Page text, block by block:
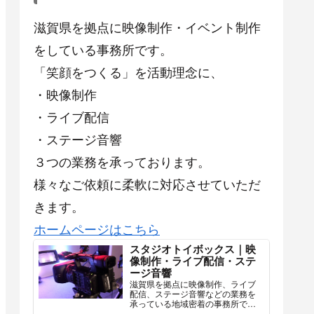
滋賀県を拠点に映像制作・イベント制作
をしている事務所です。
「笑顔をつくる」を活動理念に、
・映像制作
・ライブ配信
・ステージ音響
３つの業務を承っております。
様々なご依頼に柔軟に対応させていただ
きます。
ホームページはこちら
スタジオトイボックス｜映
像制作・ライブ配信・ステ
ージ音響
滋賀県を拠点に映像制作、ライブ
配信、ステージ音響などの業務を
承っている地域密着の事務所で